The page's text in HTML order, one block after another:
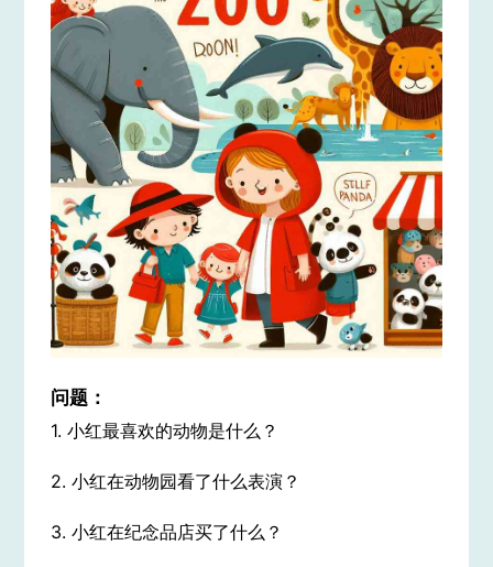
问题：
1. 小红最喜欢的动物是什么？
2. 小红在动物园看了什么表演？
3. 小红在纪念品店买了什么？